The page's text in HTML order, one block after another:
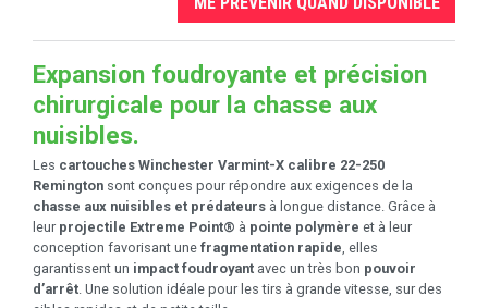
Expansion foudroyante et précision
chirurgicale pour la chasse aux
nuisibles.
Les cartouches Winchester Varmint-X calibre 22-250
Remington sont conçues pour répondre aux exigences de la
chasse aux nuisibles et prédateurs à longue distance. Grâce à
leur projectile Extreme Point® à pointe polymère et à leur
conception favorisant une fragmentation rapide, elles
garantissent un impact foudroyant avec un très bon pouvoir
d’arrêt. Une solution idéale pour les tirs à grande vitesse, sur des